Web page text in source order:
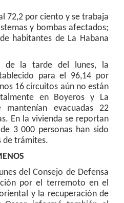
72,2 por ciento y se trabaja
y bombas afectados;
habitantes de La Habana
de la tarde del lunes, la
para el 96,14 por
16 circuitos aún no están
en Boyeros y La
evacuadas 22
En la vivienda se reportan
3 000 personas han sido
de trámites.
del Consejo de Defensa
por el terremoto en el
y la recuperación de